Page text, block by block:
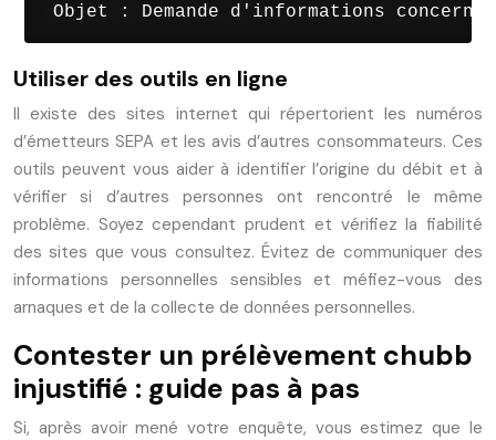
Objet : Demande d'informations
Utiliser des outils en ligne
Il existe des sites internet qui répertorient les numéros
d’émetteurs SEPA et les avis d’autres consommateurs. Ces
outils peuvent vous aider à identifier l’origine du débit et à
vérifier si d’autres personnes ont rencontré le même
problème. Soyez cependant prudent et vérifiez la fiabilité
des sites que vous consultez. Évitez de communiquer des
informations personnelles sensibles et méfiez-vous des
arnaques et de la collecte de données personnelles.
Contester un prélèvement chubb
injustifié : guide pas à pas
Si, après avoir mené votre enquête, vous estimez que le